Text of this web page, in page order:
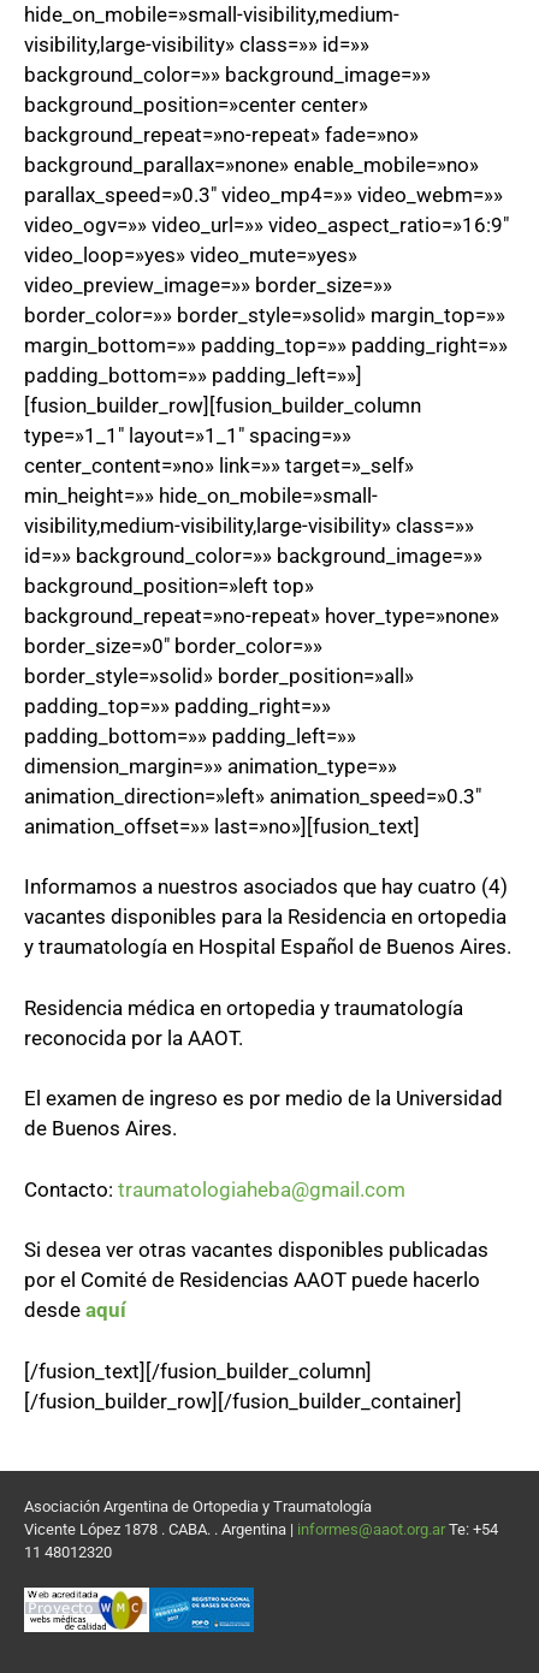
hide_on_mobile=»small-visibility,medium-
visibility,large-visibility» class=»» id=»»
background_color=»» background_image=»»
background_position=»center center»
background_repeat=»no-repeat» fade=»no»
background_parallax=»none» enable_mobile=»no»
parallax_speed=»0.3″ video_mp4=»» video_webm=»»
video_ogv=»» video_url=»» video_aspect_ratio=»16:9″
video_loop=»yes» video_mute=»yes»
video_preview_image=»» border_size=»»
border_color=»» border_style=»solid» margin_top=»»
margin_bottom=»» padding_top=»» padding_right=»»
padding_bottom=»» padding_left=»»]
[fusion_builder_row][fusion_builder_column
type=»1_1″ layout=»1_1″ spacing=»»
center_content=»no» link=»» target=»_self»
min_height=»» hide_on_mobile=»small-
visibility,medium-visibility,large-visibility» class=»»
id=»» background_color=»» background_image=»»
background_position=»left top»
background_repeat=»no-repeat» hover_type=»none»
border_size=»0″ border_color=»»
border_style=»solid» border_position=»all»
padding_top=»» padding_right=»»
padding_bottom=»» padding_left=»»
dimension_margin=»» animation_type=»»
animation_direction=»left» animation_speed=»0.3″
animation_offset=»» last=»no»][fusion_text]
Informamos a nuestros asociados que hay cuatro (4)
vacantes disponibles para la Residencia en ortopedia
y traumatología en Hospital Español de Buenos Aires.
Residencia médica en ortopedia y traumatología
reconocida por la AAOT.
El examen de ingreso es por medio de la Universidad
de Buenos Aires.
Contacto: traumatologiaheba@gmail.com
Si desea ver otras vacantes disponibles publicadas
por el Comité de Residencias AAOT puede hacerlo
desde aquí
[/fusion_text][/fusion_builder_column]
[/fusion_builder_row][/fusion_builder_container]
Asociación Argentina de Ortopedia y Traumatología
Vicente López 1878 . CABA. . Argentina | informes@aaot.org.ar Te: +54
11 48012320